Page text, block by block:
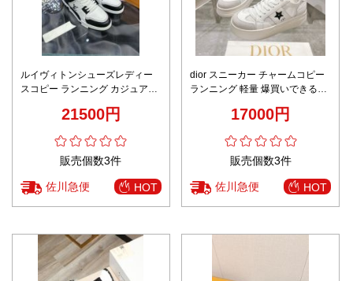
ルイヴィトンシューズレディー
スコピー ランニング カジュアル
21500円
販売個数3件
佐川急便 HOT
dior スニーカー チャームコピー
ランニング 軽量 爆買いできる品
17000円
販売個数3件
佐川急便 HOT